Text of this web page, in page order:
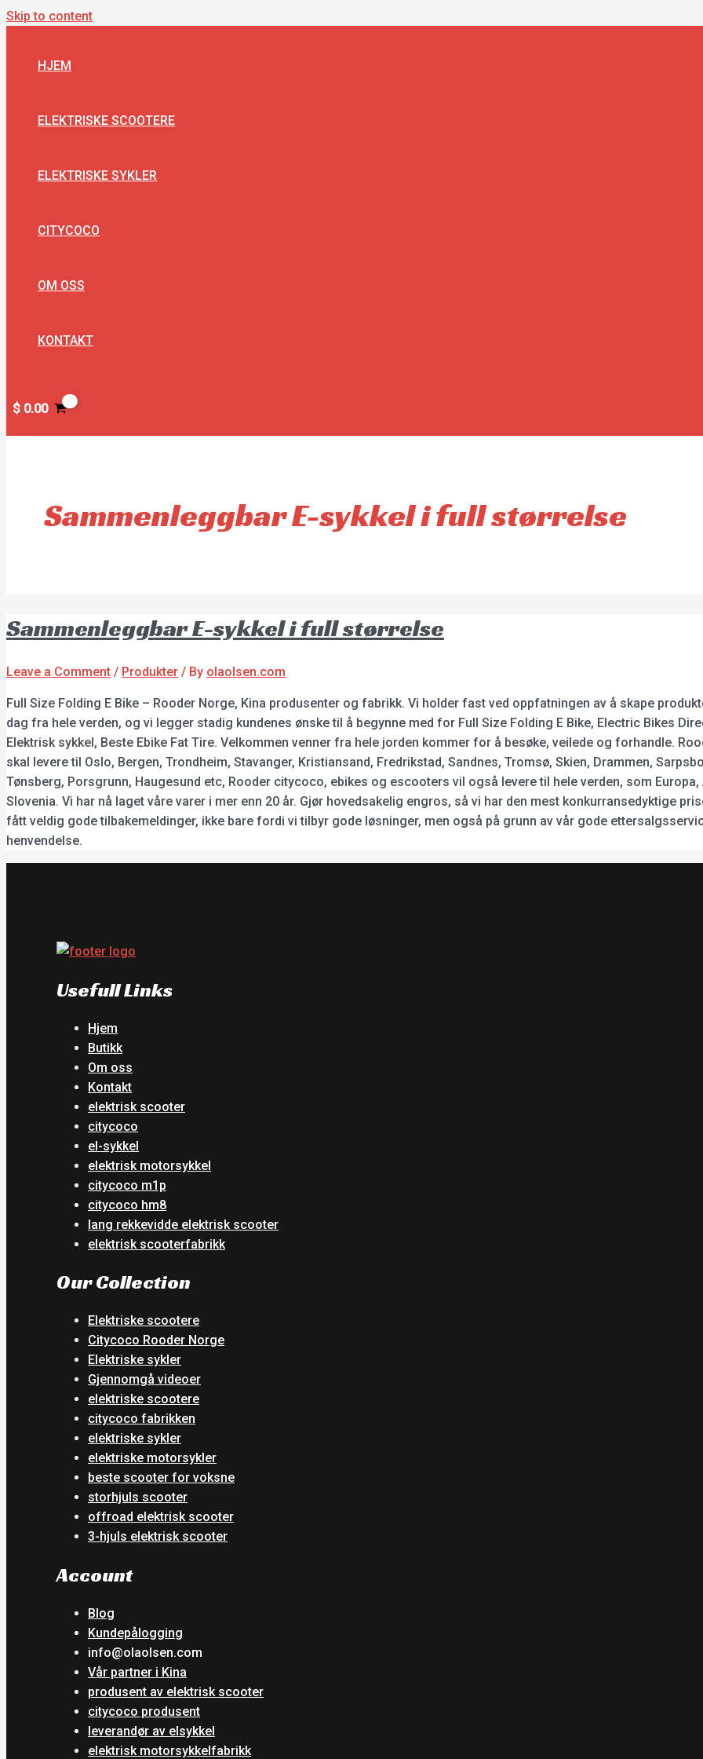
Skip to content
HJEM
ELEKTRISKE SCOOTERE
ELEKTRISKE SYKLER
CITYCOCO
OM OSS
KONTAKT
$ 0.00
Sammenleggbar E-sykkel i full størrelse
Sammenleggbar E-sykkel i full størrelse
Leave a Comment / Produkter / By olaolsen.com
Full Size Folding E Bike – Rooder Norge, Kina produsenter og fabrikk. Vi holder fast ved oppfatningen av å skape
dag fra hele verden, og vi legger stadig kundenes ønske til å begynne med for Full Size Folding E Bike, Electric Bikes
Elektrisk sykkel, Beste Ebike Fat Tire. Velkommen venner fra hele jorden kommer for å besøke, veilede og forhandle.
skal levere til Oslo, Bergen, Trondheim, Stavanger, Kristiansand, Fredrikstad, Sandnes, Tromsø, Skien, Drammen,
Tønsberg, Porsgrunn, Haugesund etc, Rooder citycoco, ebikes og escooters vil også levere til hele verden, som
Slovenia. Vi har nå laget våre varer i mer enn 20 år. Gjør hovedsakelig engros, så vi har den mest konkurransedyktige
fått veldig gode tilbakemeldinger, ikke bare fordi vi tilbyr gode løsninger, men også på grunn av vår gode
henvendelse.
Usefull Links
Hjem
Butikk
Om oss
Kontakt
elektrisk scooter
citycoco
el-sykkel
elektrisk motorsykkel
citycoco m1p
citycoco hm8
lang rekkevidde elektrisk scooter
elektrisk scooterfabrikk
Our Collection
Elektriske scootere
Citycoco Rooder Norge
Elektriske sykler
Gjennomgå videoer
elektriske scootere
citycoco fabrikken
elektriske sykler
elektriske motorsykler
beste scooter for voksne
storhjuls scooter
offroad elektrisk scooter
3-hjuls elektrisk scooter
Account
Blog
Kundepålogging
info@olaolsen.com
Vår partner i Kina
produsent av elektrisk scooter
citycoco produsent
leverandør av elsykkel
elektrisk motorsykkelfabrikk